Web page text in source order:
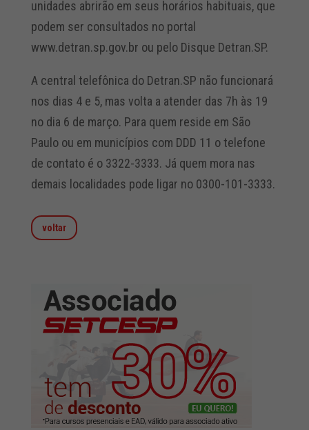
unidades abrirão em seus horários habituais, que
podem ser consultados no portal
www.detran.sp.gov.br ou pelo Disque Detran.SP.
A central telefônica do Detran.SP não funcionará
nos dias 4 e 5, mas volta a atender das 7h às 19
no dia 6 de março. Para quem reside em São
Paulo ou em municípios com DDD 11 o telefone
de contato é o 3322-3333. Já quem mora nas
demais localidades pode ligar no 0300-101-3333.
voltar